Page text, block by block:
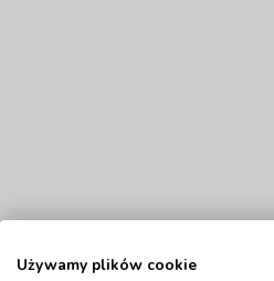
Używamy plików cookie